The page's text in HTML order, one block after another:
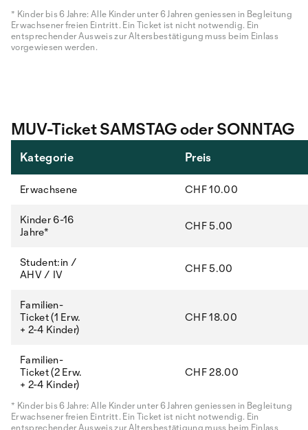
* Kinder bis 6 Jahre: Alle Kinder unter 6 Jahren geniessen in Begleitung
Erwachsener freien Eintritt. Ein Ticket ist nicht notwendig. Ein
entsprechender Ausweis zur Altersbestätigung muss beim Einlass
vorgewiesen werden.
MUV-Ticket SAMSTAG oder SONNTAG
Kategorie Preis
Erwachsene CHF 10.00
Kinder 6-16
Jahre*
CHF 5.00
Student:in /
AHV / IV
CHF 5.00
Familien-
Ticket (1 Erw.
+ 2-4 Kinder)
CHF 18.00
Familien-
Ticket (2 Erw.
+ 2-4 Kinder)
CHF 28.00
* Kinder bis 6 Jahre: Alle Kinder unter 6 Jahren geniessen in Begleitung
Erwachsener freien Eintritt. Ein Ticket ist nicht notwendig. Ein
entsprechender Ausweis zur Altersbestätigung muss beim Einlass